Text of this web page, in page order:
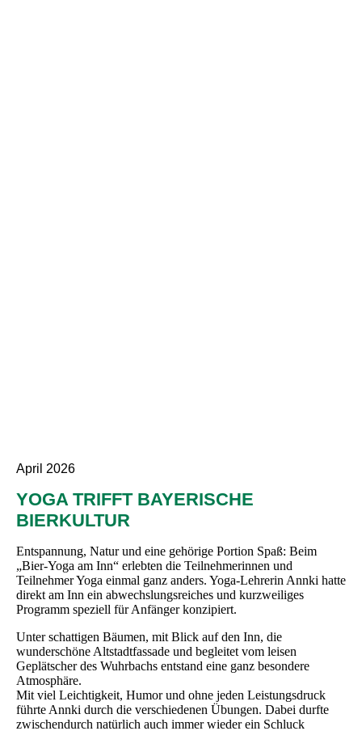
April 2026
YOGA TRIFFT BAYERISCHE
BIERKULTUR
Entspannung, Natur und eine gehörige Portion Spaß: Beim
„Bier-Yoga am Inn“ erlebten die Teilnehmerinnen und
Teilnehmer Yoga einmal ganz anders. Yoga-Lehrerin Annki hatte
direkt am Inn ein abwechslungsreiches und kurzweiliges
Programm speziell für Anfänger konzipiert.
Unter schattigen Bäumen, mit Blick auf den Inn, die
wunderschöne Altstadtfassade und begleitet vom leisen
Geplätscher des Wuhrbachs entstand eine ganz besondere
Atmosphäre.
Mit viel Leichtigkeit, Humor und ohne jeden Leistungsdruck
führte Annki durch die verschiedenen Übungen. Dabei durfte
zwischendurch natürlich auch immer wieder ein Schluck